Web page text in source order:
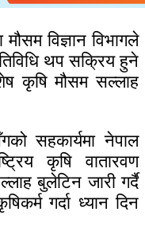
विज्ञान विभागले
थप सक्रिय हुने
कृषि मौसम सल्लाह
सहकार्यमा नेपाल
कृषि वातारवण
बुलेटिन जारी गर्दै
गर्दा ध्यान दिन